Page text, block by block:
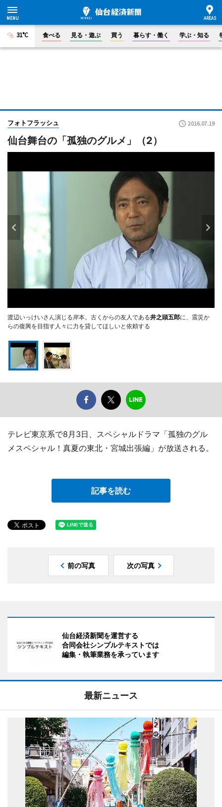
31°C 食べる 見る・遊ぶ 買う 暮らす・働く 学ぶ・知る
フォトフラッシュ 2016.07.19
仙台舞台の「孤独のグルメ」（2）
渡辺いっけいさん演じる岸本。古くからの友人である井之頭五郎に、震災か
らの復興を目指す人々に力を貸してほしいと依頼する
テレビ東京系で8月3日、スペシャルドラマ「孤独のグル
メスペシャル！真夏の東北・宮城出張編」が放送される。
記事を読む
前の写真 次の写真
仙台経済新聞を運営する
合同会社シンプルテキストでは
編集・執筆業務を承っています
最新ニュース